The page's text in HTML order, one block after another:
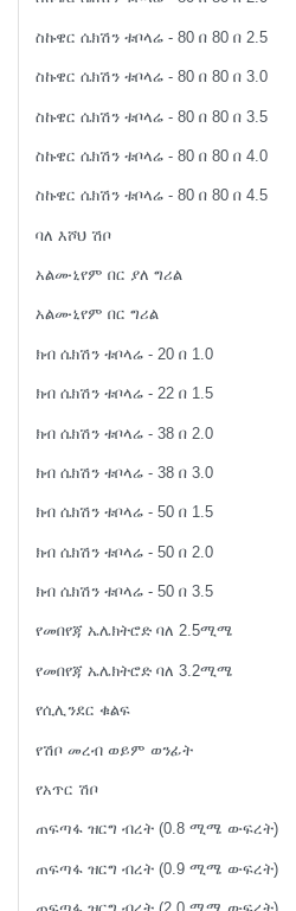
ስኩዌር ሴክሽን ቱቦላሬ - 80 በ 80 በ 2.5
ስኩዌር ሴክሽን ቱቦላሬ - 80 በ 80 በ 3.0
ስኩዌር ሴክሽን ቱቦላሬ - 80 በ 80 በ 3.5
ስኩዌር ሴክሽን ቱቦላሬ - 80 በ 80 በ 4.0
ስኩዌር ሴክሽን ቱቦላሬ - 80 በ 80 በ 4.5
ባለ እሾህ ሽቦ
አልሙኒየም በር ያለ ግሪል
አልሙኒየም በር ግሪል
ክብ ሴክሽን ቱቦላሬ - 20 በ 1.0
ክብ ሴክሽን ቱቦላሬ - 22 በ 1.5
ክብ ሴክሽን ቱቦላሬ - 38 በ 2.0
ክብ ሴክሽን ቱቦላሬ - 38 በ 3.0
ክብ ሴክሽን ቱቦላሬ - 50 በ 1.5
ክብ ሴክሽን ቱቦላሬ - 50 በ 2.0
ክብ ሴክሽን ቱቦላሬ - 50 በ 3.5
የመበየጃ ኤሌክትሮድ ባለ 2.5ሚሜ
የመበየጃ ኤሌክትሮድ ባለ 3.2ሚሜ
የሲሊንደር ቁልፍ
የሽቦ መረብ ወይም ወንፊት
የአጥር ሽቦ
ጠፍጣፋ ዝርግ ብረት (0.8 ሚሜ ውፍረት)
ጠፍጣፋ ዝርግ ብረት (0.9 ሚሜ ውፍረት)